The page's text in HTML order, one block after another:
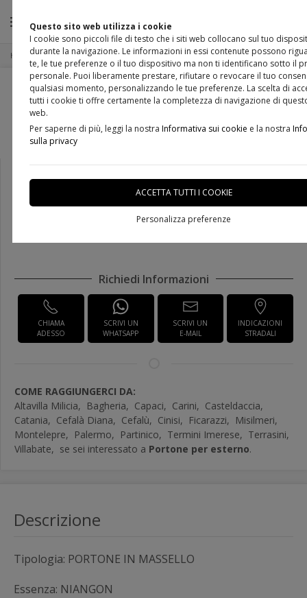
Questo sito web utilizza i cookie
I cookie sono piccoli file di testo che i siti web collocano sul tuo
durante la navigazione. Le informazioni in essi contenute possono
te, le tue preferenze o il tuo dispositivo ma non ti identificano sotto il
personale. Puoi liberamente prestare, rifiutare o revocare il tuo
qualsiasi momento, personalizzando le tue preferenze. La scelta di
tutti i cookie ti offre certamente la completezza di navigazione di
web.
Per saperne di più, leggi la nostra Informativa sui cookie e la nostra
sulla privacy
ACCETTA TUTTI I COOKIE
Personalizza preferenze
Home Prodotti Portone per esterno
Portone massello Art. 3R AV
Richiedi Informazioni
CHIAMA
ADESSO
SCRIVI UN
WHATSAPP
SCRIVI UN
E-MAIL
INDICAZIONI
STRADALI
COME RAGGIUNGERCI DA:
Altavilla Milicia, Bagheria, Capaci, Carini, Casteldaccia,
Catania, Cefalà Diana, Cefalù, Cinisi, Ficarazzi, Misilmeri,
Montelepre, Palermo, Partinico, Termini Imerese, Terrasini,
Villabate, se sei interessato a Portone per esterno.
Descrizione
Tipologia: PORTONE IN MASSELLO
Essenza: NIANGON